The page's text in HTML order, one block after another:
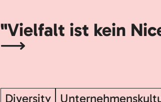
"Vielfalt ist kein
Diversity